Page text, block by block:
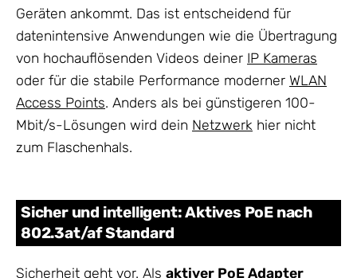
Geräten ankommt. Das ist entscheidend für
datenintensive Anwendungen wie die Übertragung
von hochauflösenden Videos deiner IP Kameras
oder für die stabile Performance moderner WLAN
Access Points. Anders als bei günstigeren 100-
Mbit/s-Lösungen wird dein Netzwerk hier nicht
zum Flaschenhals.
Sicher und intelligent: Aktives PoE nach
802.3at/af Standard
Sicherheit geht vor. Als aktiver PoE Adapter